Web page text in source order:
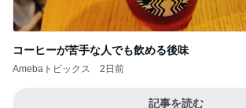
コーヒーが苦手な人でも飲める後味
Amebaトピックス 2日前
記事を読む